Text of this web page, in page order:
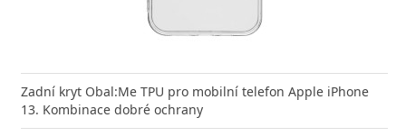
Zadní kryt Obal:Me TPU pro mobilní telefon Apple iPhone
13. Kombinace dobré ochrany